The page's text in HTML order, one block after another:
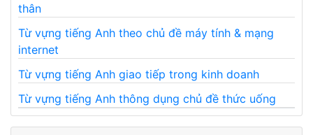
thân
Từ vựng tiếng Anh theo chủ đề máy tính & mạng
internet
Từ vựng tiếng Anh giao tiếp trong kinh doanh
Từ vựng tiếng Anh thông dụng chủ đề thức uống